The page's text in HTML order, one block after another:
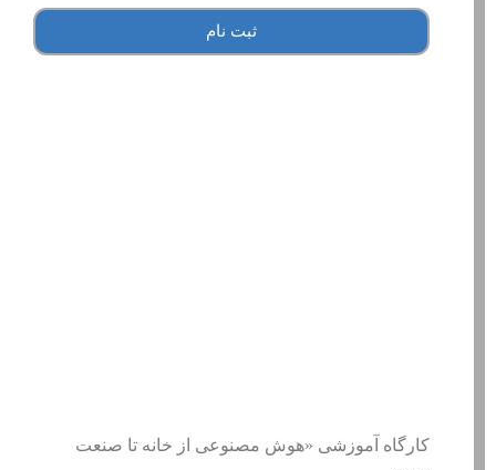
ثبت نام
کارگاه آموزشی «هوش مصنوعی از خانه تا صنعت